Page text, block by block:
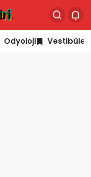
Odyoloji Vestibüler